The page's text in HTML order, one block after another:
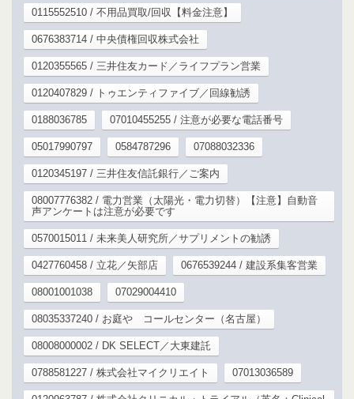
0115552510 / 不用品買取/回収【料金注意】
0676383714 / 中央債権回収株式会社
0120355565 / 三井住友カード／ライフプラン営業
0120407829 / トゥエンティファイブ／回線勧誘
0188036785 07010455255 / 注意が必要な電話番号
05017990797 0584787296 07088032336
0120345197 / 三井住友信託銀行／ご案内
08007776382 / 電力営業（太陽光・電力切替）【注意】自動音
声アンケートは注意が必要です
0570015011 / 未来美人研究所／サプリメントの勧誘
0427760458 / 立花／矢部店 0676539244 / 建設系集客営業
08001001038 07029004410
08035337240 / お庭や コールセンター（名古屋）
08008000002 / DK SELECT／大東建託
0788581227 / 株式会社マイクリエイト 07013036589